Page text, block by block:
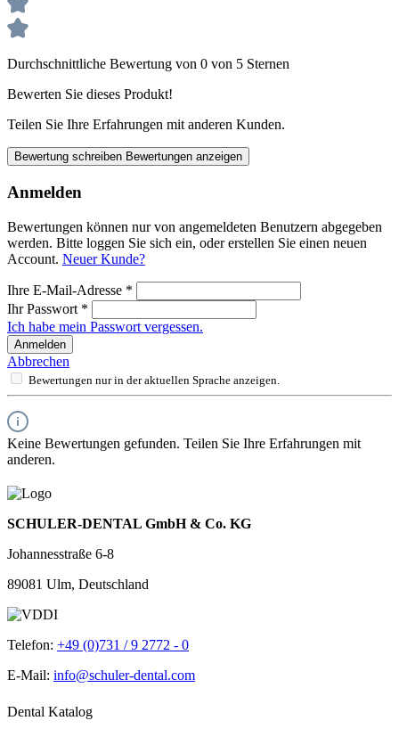
Durchschnittliche Bewertung von 0 von 5 Sternen
Bewerten Sie dieses Produkt!
Teilen Sie Ihre Erfahrungen mit anderen Kunden.
Bewertung schreiben Bewertungen anzeigen
Anmelden
Bewertungen können nur von angemeldeten Benutzern abgegeben
werden. Bitte loggen Sie sich ein, oder erstellen Sie einen neuen
Account. Neuer Kunde?
Ihre E-Mail-Adresse *
Ihr Passwort *
Ich habe mein Passwort vergessen.
Anmelden
Abbrechen
Bewertungen nur in der aktuellen Sprache anzeigen.
Keine Bewertungen gefunden. Teilen Sie Ihre Erfahrungen mit
anderen.
SCHULER-DENTAL GmbH & Co. KG
Johannesstraße 6-8
89081 Ulm, Deutschland
Telefon: +49 (0)731 / 9 2772 - 0
E-Mail: info@schuler-dental.com
Dental Katalog